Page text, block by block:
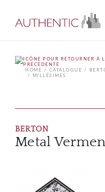
HOME
CATALOGUE
MILLÉSIMES
BERTON
Metal